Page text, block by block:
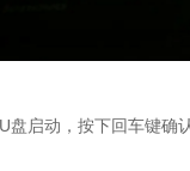
启动，按下回车键确认